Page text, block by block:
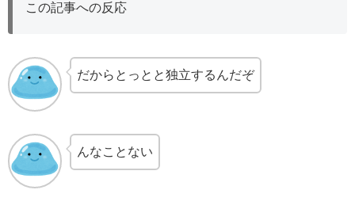
この記事への反応
だからとっとと独立するんだぞ
んなことない